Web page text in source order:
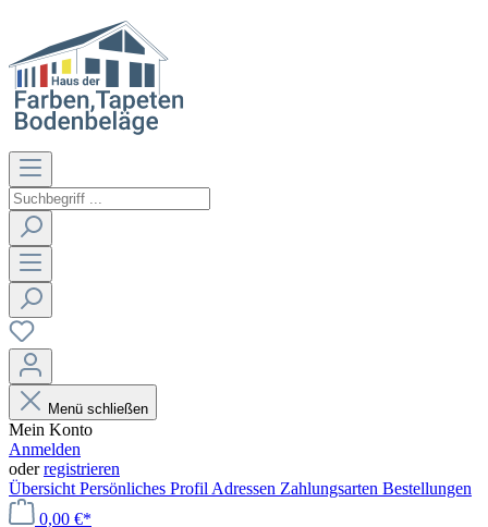
Menü schließen
Mein Konto
Anmelden
oderregistrieren
Übersicht Persönliches Profil Adressen Zahlungsarten Bestellungen
0,00 €*